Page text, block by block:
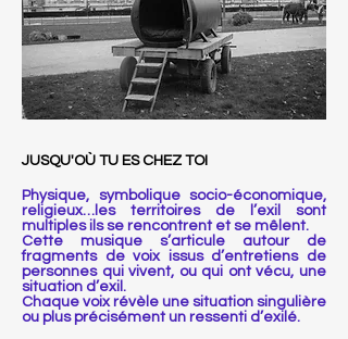
JUSQU'OÙ TU ES CHEZ TOI
Physique, symbolique socio-économique,
religieux…les territoires de l’exil sont
multiples ils se rencontrent et se mêlent.
Cette musique s’articule autour de
fragments de voix issus d’entretiens de
personnes qui vivent, ou qui ont vécu, une
situation d’exil.
Chaque voix révèle une situation singulière
ou plus précisément un ressenti d’exilé.